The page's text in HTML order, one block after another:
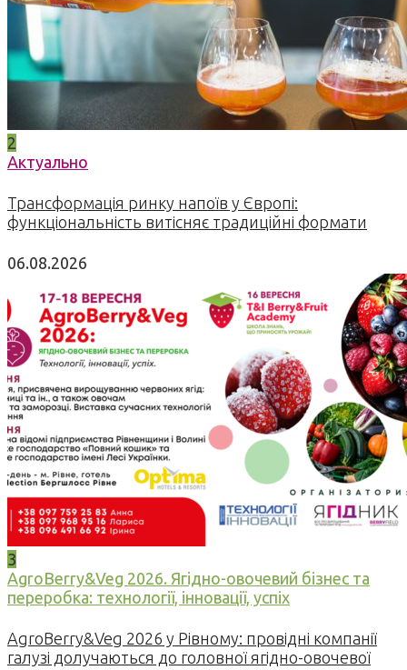
2
Актуально
Трансформація ринку напоїв у Європі:
функціональність витісняє традиційні формати
06.08.2026
3
AgroBerry&Veg 2026. Ягідно-овочевий бізнес та
переробка: технології, інновації, успіх
AgroBerry&Veg 2026 у Рівному: провідні компанії
галузі долучаються до головної ягідно-овочевої